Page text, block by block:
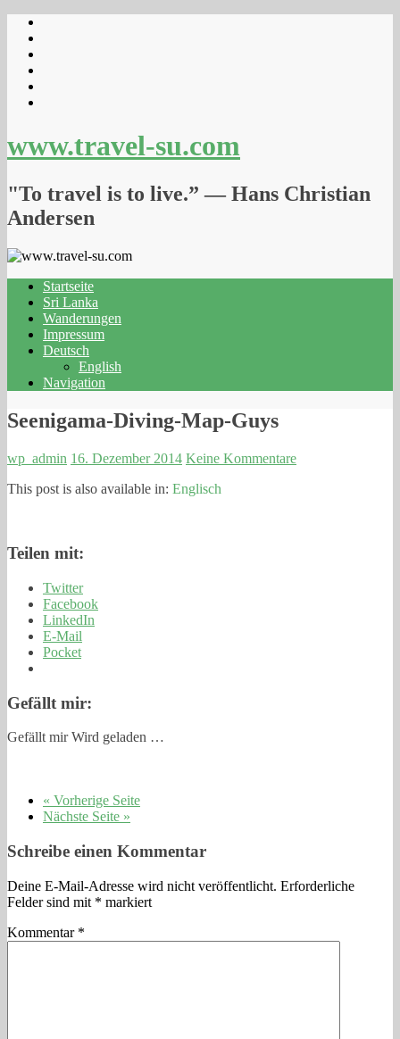
www.travel-su.com
"To travel is to live.” ― Hans Christian
Andersen
Startseite
Sri Lanka
Wanderungen
Impressum
Deutsch
English
Navigation
Seenigama-Diving-Map-Guys
wp_admin 16. Dezember 2014 Keine Kommentare
This post is also available in: Englisch
Teilen mit:
Twitter
Facebook
LinkedIn
E-Mail
Pocket
Gefällt mir:
Gefällt mir Wird geladen …
« Vorherige Seite
Nächste Seite »
Schreibe einen Kommentar
Deine E-Mail-Adresse wird nicht veröffentlicht. Erforderliche
Felder sind mit * markiert
Kommentar *